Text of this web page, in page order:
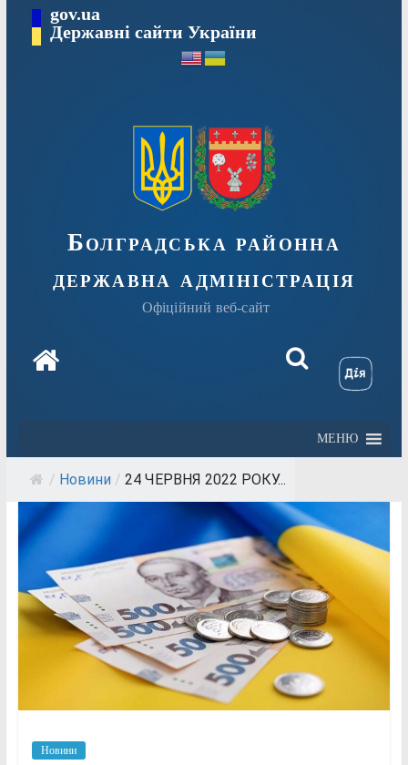
Перейтиgov.ua
Державні сайти України
Болградська районна
державна адміністрація
Офіційний веб-сайт
МЕНЮ
/ Новини / 24 ЧЕРВНЯ 2022 РОКУ...
Новини